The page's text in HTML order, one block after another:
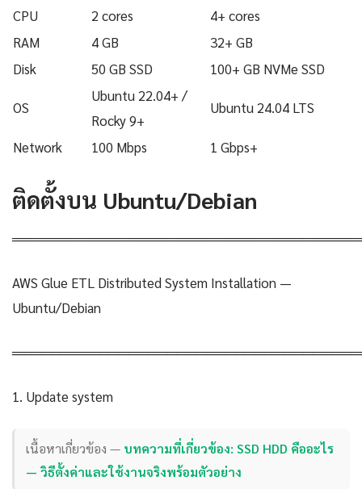
CPU
2 cores
4+ cores
RAM
4 GB
32+ GB
Disk
50 GB SSD 100+ GB NVMe SSD
OS
Ubuntu 22.04+ /
Rocky 9+
Ubuntu 24.04 LTS
Network 100 Mbps 1 Gbps+
ติดตั้งบน Ubuntu/Debian
AWS Glue ETL Distributed System Installation —
Ubuntu/Debian
1. Update system
เนื้อหาเกี่ยวข้อง — บทความที่เกี่ยวข้อง: SSD HDD คืออะไร
— วิธีตั้งค่าและใช้งานจริงพร้อมตัวอย่าง